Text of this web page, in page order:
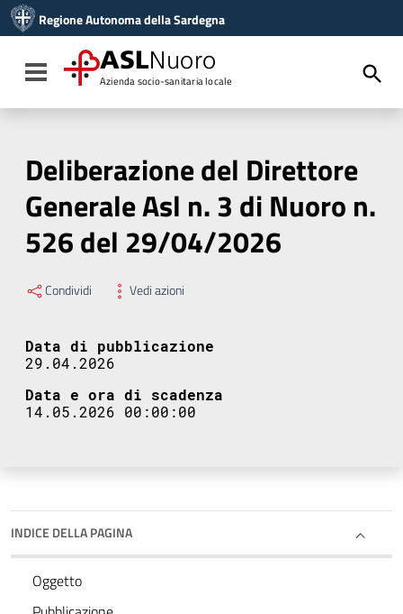
Vai al menu di navigazione
Vai al footer
Regione Autonoma della Sardegna
Toggle navigation
ASLNuoro
Azienda socio-sanitaria locale
Deliberazione del Direttore
Generale Asl n. 3 di Nuoro n.
526 del 29/04/2026
Condividi Vedi azioni
Data di pubblicazione
29.04.2026
Data e ora di scadenza
14.05.2026 00:00:00
INDICE DELLA PAGINA
Oggetto